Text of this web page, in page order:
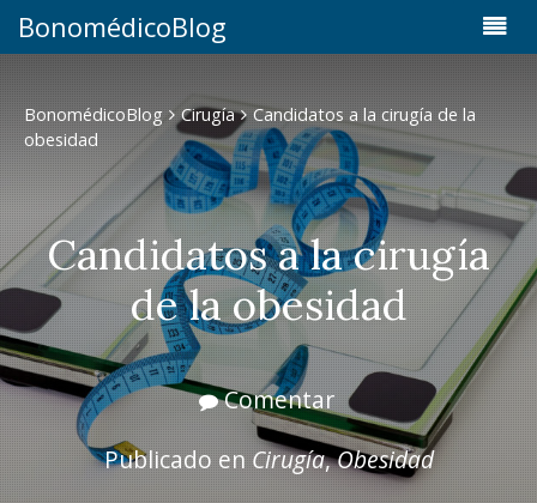
BonomédicoBlog
BonomédicoBlog Cirugía
Candidatos a la cirugía de la
obesidad
Candidatos a la cirugía
de la obesidad
Comentar
Publicado enCirugía,Obesidad